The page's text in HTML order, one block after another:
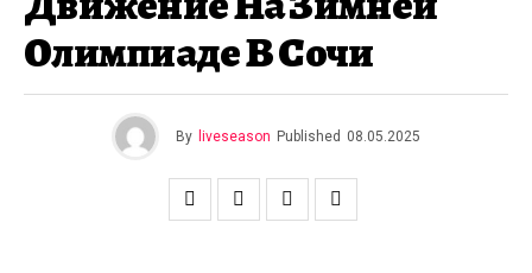
Олимпиаде В Сочи
By liveseason Published 08.05.2025